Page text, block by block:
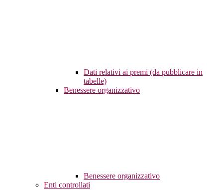
Dati relativi ai premi (da pubblicare in
tabelle)
Benessere organizzativo
Benessere organizzativo
Enti controllati